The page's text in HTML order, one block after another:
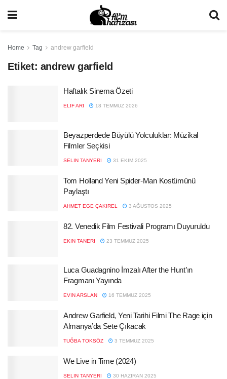
Home Tag andrew garfield
Etiket: andrew garfield
Haftalık Sinema Özeti
ELIF ARI 18 TEMMUZ 2026
Beyazperdede Büyülü Yolculuklar: Müzikal
Filmler Seçkisi
SELIN TANYERI 31 EKIM 2025
Tom Holland Yeni Spider-Man Kostümünü
Paylaştı
AHMET EGE ÇAKIREL 3 AĞUSTOS 2025
82. Venedik Film Festivali Programı Duyuruldu
EKIN TANERI 23 TEMMUZ 2025
Luca Guadagnino İmzalı After the Hunt’ın
Fragmanı Yayında
EVIN ARSLAN 16 TEMMUZ 2025
Andrew Garfield, Yeni Tarihi Filmi The Rage için
Almanya’da Sete Çıkacak
TUĞBA TOKSÖZ 3 TEMMUZ 2025
We Live in Time (2024)
SELIN TANYERI 30 HAZIRAN 2025